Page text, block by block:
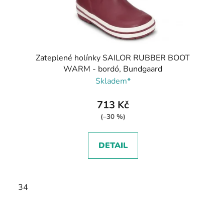
Zateplené holínky SAILOR RUBBER BOOT
WARM - bordó, Bundgaard
Skladem*
713 Kč
(–30 %)
DETAIL
34